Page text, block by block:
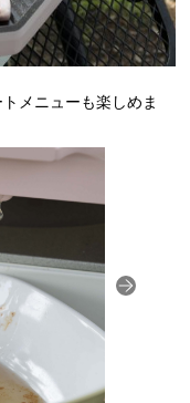
メニューも楽しめま